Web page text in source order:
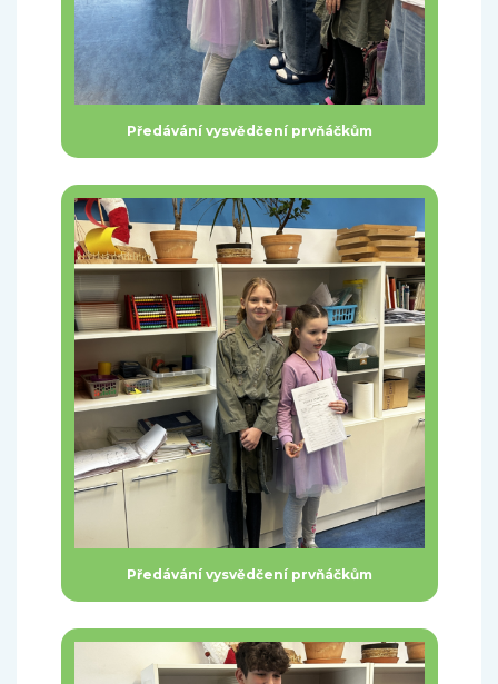
Předávání vysvědčení prvňáčkům
Předávání vysvědčení prvňáčkům